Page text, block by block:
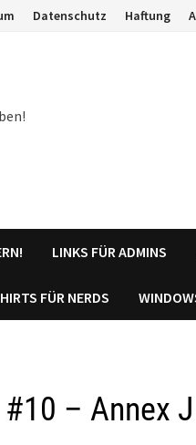
Datenschutz Haftung
LINKS FÜR ADMINS
FÜR NERDS
– Annex